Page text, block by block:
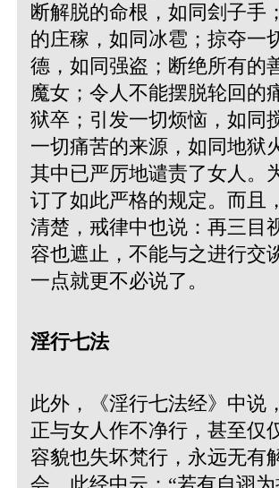
断解脱的命根，如同刽子手
的庄稼，如同冰雹；掠夺一
德，如同强盗；断绝所有的
魔女；令人不能摆脱轮回的
狱卒；引发一切烦恼，如同
一切痛苦的来源，如同地狱
其中已严厉地谴责了女人。
订了如此严格的规定。而且
清楚，戒律中也说：再三目
容也遮止，不能与之进行交
一点就更不必说了。
淫行七法
此外，《淫行七法经》中说
正与女人作不净行，甚至仅
容貌也失坏梵行，永远无有
会。此经中云：“若有自诩